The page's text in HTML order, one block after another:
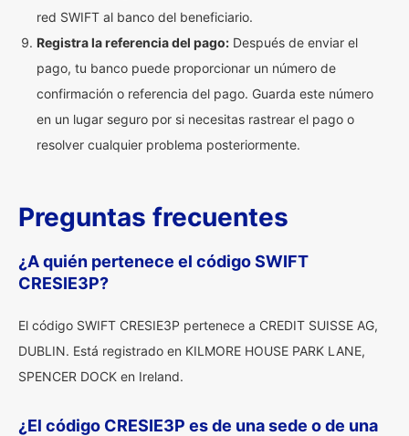
red SWIFT al banco del beneficiario.
Registra la referencia del pago: Después de enviar el
pago, tu banco puede proporcionar un número de
confirmación o referencia del pago. Guarda este número
en un lugar seguro por si necesitas rastrear el pago o
resolver cualquier problema posteriormente.
Preguntas frecuentes
¿A quién pertenece el código SWIFT
CRESIE3P?
El código SWIFT CRESIE3P pertenece a CREDIT SUISSE AG,
DUBLIN. Está registrado en KILMORE HOUSE PARK LANE,
SPENCER DOCK en Ireland.
¿El código CRESIE3P es de una sede o de una